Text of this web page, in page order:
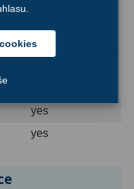
filter)
yes
yes